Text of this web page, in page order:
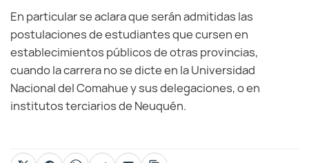
En particular se aclara que serán admitidas las
postulaciones de estudiantes que cursen en
establecimientos públicos de otras provincias,
cuando la carrera no se dicte en la Universidad
Nacional del Comahue y sus delegaciones, o en
institutos terciarios de Neuquén.